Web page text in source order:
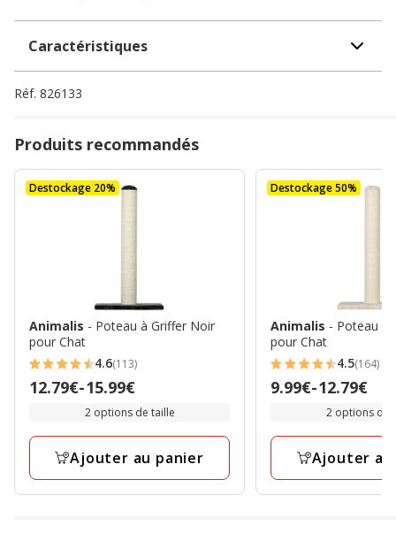
Caractéristiques
Réf. 826133
Produits recommandés
Destockage 20%
Animalis - Poteau à Griffer Noir
pour Chat
4.6
étoiles
113
4.6(113)
Prix
15.99€
12.79€-15.99€
2 options de taille
Ajouter au panier
Destockage 50%
Animalis - Poteau à
pour Chat
4.5
étoiles
164
4.5(164)
Prix
12.79€
9.99€-12.79€
2 options de
Ajouter